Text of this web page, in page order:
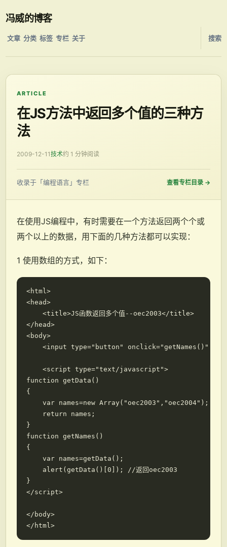
冯威的博客
文章 分类 标签 专栏 关于 搜索
ARTICLE
在JS方法中返回多个值的三种方
法
2009-12-11技术约 1 分钟阅读
收录于「编程语言」专栏 查看专栏目录 →
在使用JS编程中，有时需要在一个方法返回两个个或
两个以上的数据，用下面的几种方法都可以实现：
1 使用数组的方式，如下：
<html>
<head>
    <title>JS函数返回多个值--oec2003</title>
</head>
<body>
<input type="button" onclick="getNames()"
    <script type="text/javascript">
function getData()
{
    var names=new Array("oec2003","oec2004");
    return names;
}
function getNames()
{
    var names=getData();
    alert(getData()[0]); //返回oec2003
}
</script>
</body>